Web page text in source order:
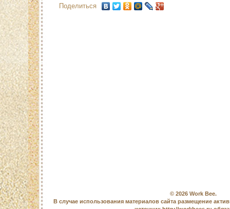
Поделиться
© 2026 Work Bee.
В случае использования материалов сайта размещение